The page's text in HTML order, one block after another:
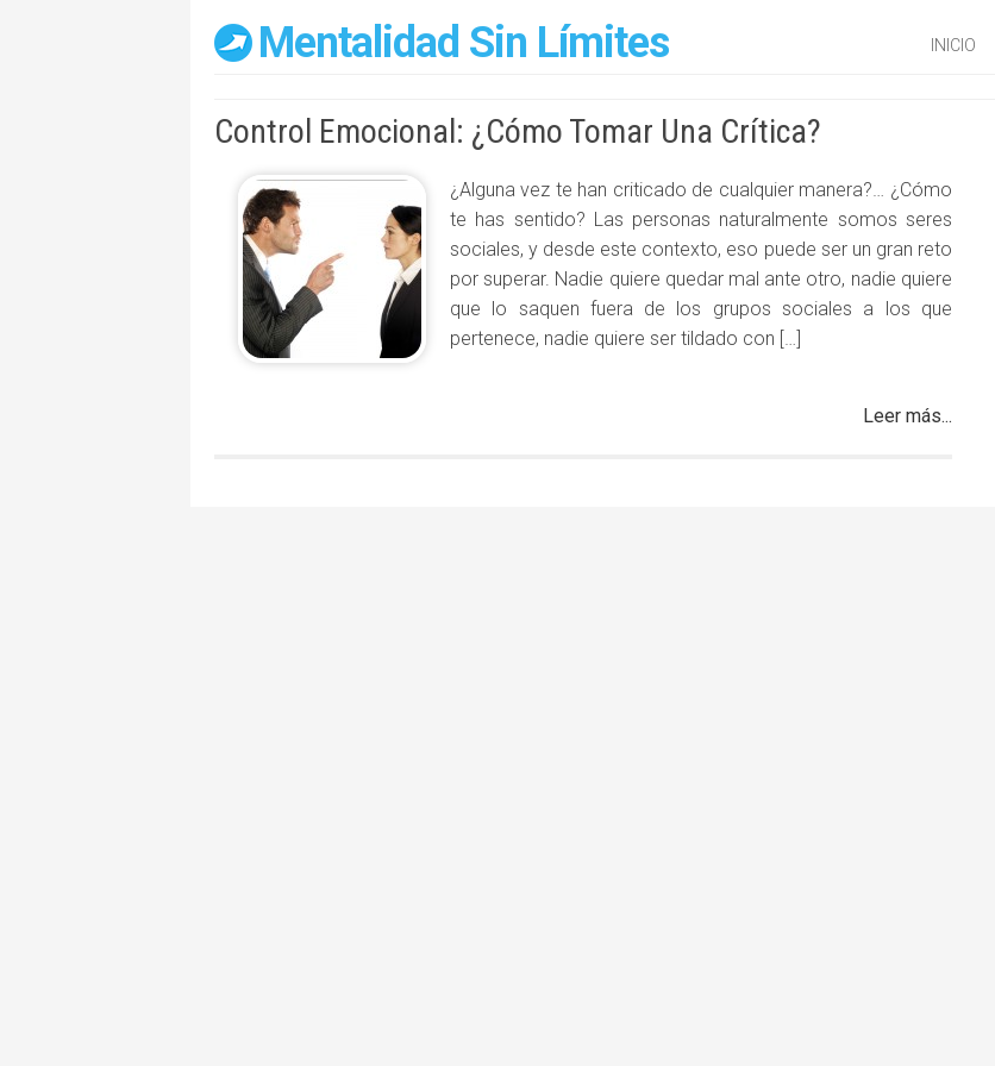
Mentalidad Sin Límites INICIO
Control Emocional: ¿Cómo Tomar Una Crítica?
¿Alguna vez te han criticado de cualquier manera?… ¿Cómo
te has sentido? Las personas naturalmente somos seres
sociales, y desde este contexto, eso puede ser un gran reto
por superar. Nadie quiere quedar mal ante otro, nadie quiere
que lo saquen fuera de los grupos sociales a los que
pertenece, nadie quiere ser tildado con […]
Leer más...